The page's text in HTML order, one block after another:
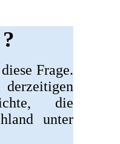
Frage.
die
unter